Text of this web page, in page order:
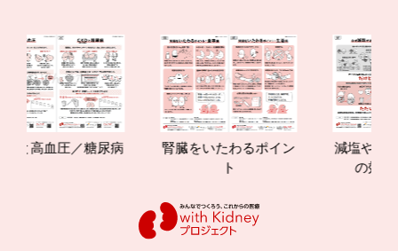
血圧／糖尿病
腎臓をいたわるポイン
減塩やたんぱく
の効果と重